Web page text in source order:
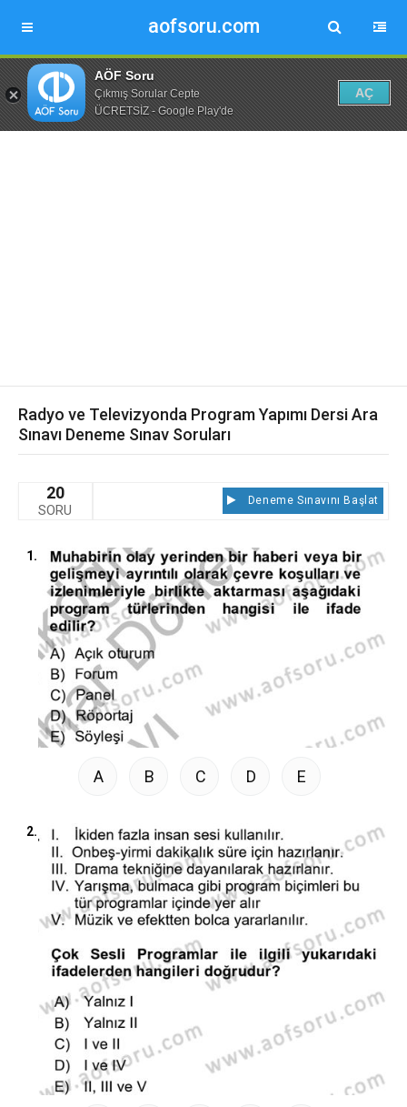
aofsoru.com
AÖF Soru
Çıkmış Sorular Cepte
ÜCRETSİZ - Google Play'de
AÇ
Radyo ve Televizyonda Program Yapımı Dersi Ara
Sınavı Deneme Sınav Soruları
20
SORU
Deneme Sınavını Başlat
1.
A B C D E
2.